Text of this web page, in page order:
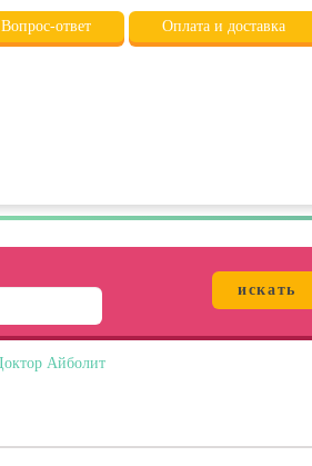
Вопрос-ответ Оплата и доставка
искать
Айболит